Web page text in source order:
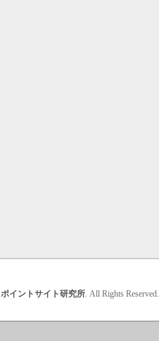
ポイントサイト研究所. All Rights Reserved.